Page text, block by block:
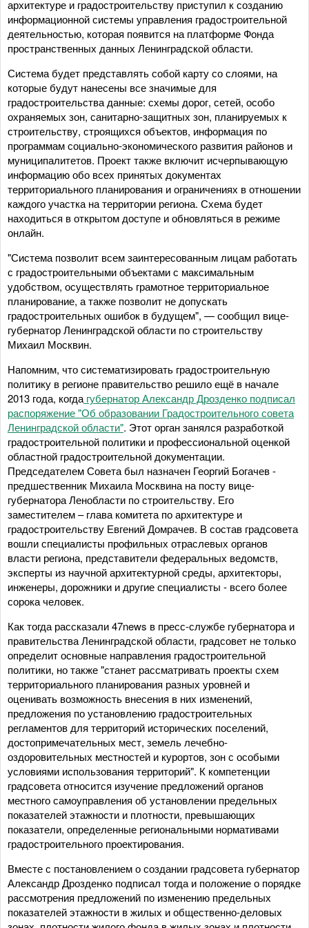
архитектуре и градостроительству приступил к созданию
информационной системы управления градостроительной
деятельностью, которая появится на платформе Фонда
пространственных данных Ленинградской области.
Система будет представлять собой карту со слоями, на
которые будут нанесены все значимые для
градостроительства данные: схемы дорог, сетей, особо
охраняемых зон, санитарно-защитных зон, планируемых к
строительству, строящихся объектов, информация по
программам социально-экономического развития районов и
муниципалитетов. Проект также включит исчерпывающую
информацию обо всех принятых документах
территориального планирования и ограничениях в отношении
каждого участка на территории региона. Схема будет
находиться в открытом доступе и обновляться в режиме
онлайн.
"Система позволит всем заинтересованным лицам работать
с градостроительными объектами с максимальным
удобством, осуществлять грамотное территориальное
планирование, а также позволит не допускать
градостроительных ошибок в будущем", — сообщил вице-
губернатор Ленинградской области по строительству
Михаил Москвин.
Напомним, что систематизировать градостроительную
политику в регионе правительство решило ещё в начале
2013 года, когда губернатор Александр Дрозденко подписал
распоряжение "Об образовании Градостроительного совета
Ленинградской области". Этот орган занялся разработкой
градостроительной политики и профессиональной оценкой
областной градостроительной документации.
Председателем Совета был назначен Георгий Богачев -
предшественник Михаила Москвина на посту вице-
губернатора Ленобласти по строительству. Его
заместителем – глава комитета по архитектуре и
градостроительству Евгений Домрачев. В состав градсовета
вошли специалисты профильных отраслевых органов
власти региона, представители федеральных ведомств,
эксперты из научной архитектурной среды, архитекторы,
инженеры, дорожники и другие специалисты - всего более
сорока человек.
Как тогда рассказали 47news в пресс-службе губернатора и
правительства Ленинградской области, градсовет не только
определит основные направления градостроительной
политики, но также "станет рассматривать проекты схем
территориального планирования разных уровней и
оценивать возможность внесения в них изменений,
предложения по установлению градостроительных
регламентов для территорий исторических поселений,
достопримечательных мест, земель лечебно-
оздоровительных местностей и курортов, зон с особыми
условиями использования территорий". К компетенции
градсовета относится изучение предложений органов
местного самоуправления об установлении предельных
показателей этажности и плотности, превышающих
показатели, определенные региональными нормативами
градостроительного проектирования.
Вместе с постановлением о создании градсовета губернатор
Александр Дрозденко подписал тогда и положение о порядке
рассмотрения предложений по изменению предельных
показателей этажности в жилых и общественно-деловых